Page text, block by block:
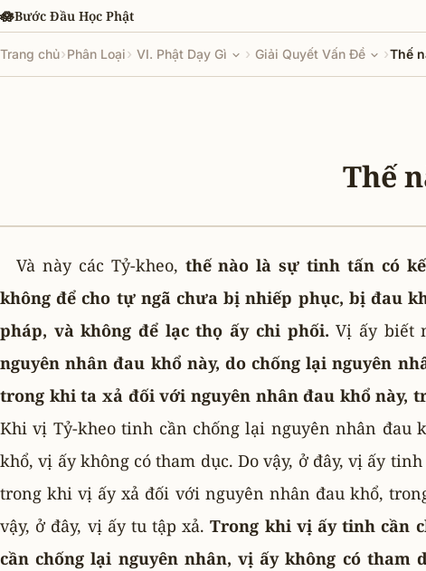
Chuyển đến nội dung chính
🪷Bước Đầu Học Phật
Trang chủ›Phân Loại› VI. Phật Dạy Gì › Giải Quyết Vấn Đề ›Thế
Thế
Và này các Tỷ-kheo, thế nào là sự tinh tấn có
không để cho tự ngã chưa bị nhiếp phục, bị đau
pháp, và không để lạc thọ ấy chi phối. Vị ấy biết
nguyên nhân đau khổ này, do chống lại nguyên
trong khi ta xả đối với nguyên nhân đau khổ này,
Khi vị Tỷ-kheo tinh cần chống lại nguyên nhân đau
khổ, vị ấy không có tham dục. Do vậy, ở đây, vị ấy
trong khi vị ấy xả đối với nguyên nhân đau khổ,
vậy, ở đây, vị ấy tu tập xả.Trong khi vị ấy tinh cần
cần chống lại nguyên nhân, vị ấy không có